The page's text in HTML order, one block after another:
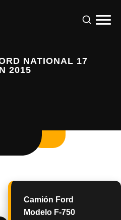
NATIONAL 17
2015
Camión Ford
Modelo F-750